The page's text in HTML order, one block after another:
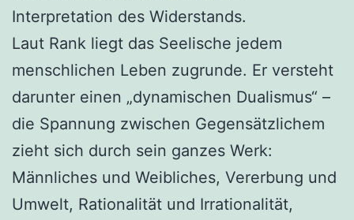
Interpretation des Widerstands.
Laut Rank liegt das Seelische jedem
menschlichen Leben zugrunde. Er versteht
darunter einen „dynamischen Dualismus“ –
die Spannung zwischen Gegensätzlichem
zieht sich durch sein ganzes Werk:
Männliches und Weibliches, Vererbung und
Umwelt, Rationalität und Irrationalität,